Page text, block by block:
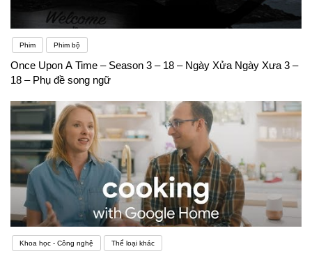
Phim Phim bộ
Once Upon A Time – Season 3 – 18 – Ngày Xửa Ngày Xưa 3 –
18 – Phụ đề song ngữ
Khoa học - Công nghệ Thể loại khác